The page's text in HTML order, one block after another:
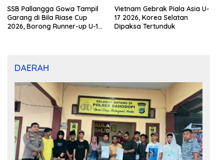
SSB Pallangga Gowa Tampil
Garang di Bila Riase Cup
2026, Borong Runner-up U-10
Vietnam Gebrak Piala Asia U-
17 2026, Korea Selatan
Dipaksa Tertunduk
DAERAH